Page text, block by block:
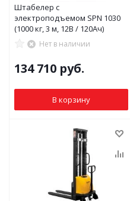
Штабелер с
электроподъемом SPN 1030
(1000 кг, 3 м, 12В / 120Ач)
Нет в наличии
134 710 руб.
В корзину